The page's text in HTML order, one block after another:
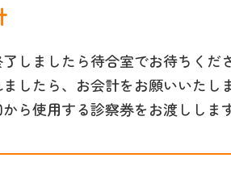
しましたら待合室でお待ちくだ
したら、お会計をお願いいたし
ら使用する診察券をお渡しします